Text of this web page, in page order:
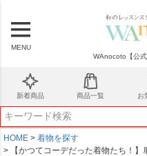
MENU
WAnocoto【公
新着商品 商品一覧 お
HOME
着物を探す
【かつてコーデだった着物たち！